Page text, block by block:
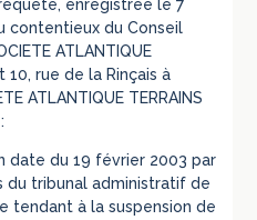
requête, enregistrée le 7
contentieux du Conseil
ATLANTIQUE
10, rue de la Rinçais à
ATLANTIQUE TERRAINS
date du 19 février 2003 par
du tribunal administratif de
tendant à la suspension de